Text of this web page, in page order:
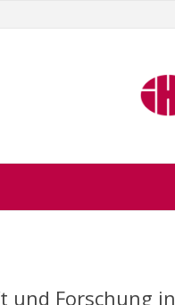
und Forschung in